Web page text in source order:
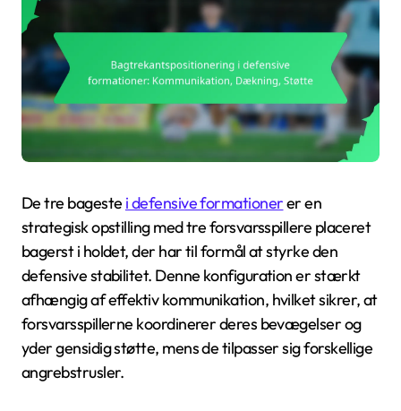
De tre bageste i defensive formationerer en
strategisk opstilling med tre forsvarsspillere placeret
bagerst i holdet, der har til formål at styrke den
defensive stabilitet. Denne konfiguration er stærkt
afhængig af effektiv kommunikation, hvilket sikrer, at
forsvarsspillerne koordinerer deres bevægelser og
yder gensidig støtte, mens de tilpasser sig forskellige
angrebstrusler.